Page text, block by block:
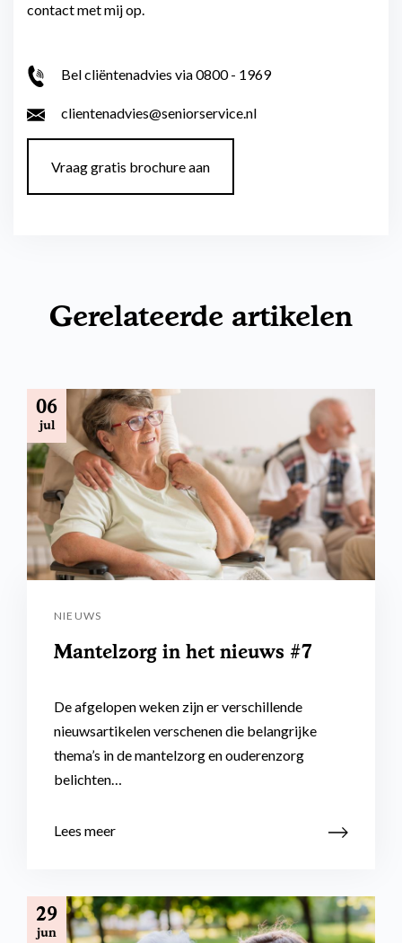
contact met mij op.
Bel cliëntenadvies via 0800 - 1969
clientenadvies@seniorservice.nl
Vraag gratis brochure aan
Gerelateerde artikelen
06
jul
NIEUWS
Mantelzorg in het nieuws #7
De afgelopen weken zijn er verschillende
nieuwsartikelen verschenen die belangrijke
thema’s in de mantelzorg en ouderenzorg
belichten…
Lees meer
29
jun